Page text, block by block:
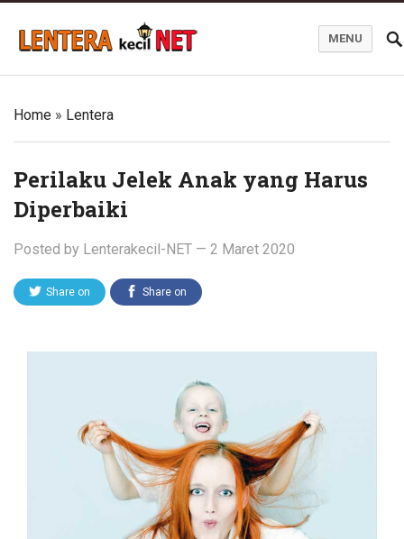
MENU
Home » Lentera
Perilaku Jelek Anak yang Harus
Diperbaiki
Posted by Lenterakecil-NET — 2 Maret 2020
Share on Share on